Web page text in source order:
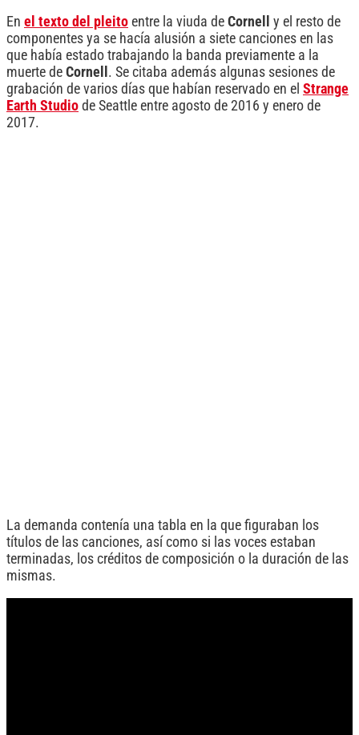
En el texto del pleito entre la viuda de Cornell
y el resto de
componentes ya se hacía alusión a siete canciones en las
que había estado trabajando la banda previamente a la
muerte de Cornell . Se citaba además algunas sesiones de
grabación de varios días que habían reservado en el Strange
Earth Studio de Seattle entre agosto de 2016 y enero de
2017.
La demanda contenía una tabla en la que figuraban los
títulos de las canciones, así como si las voces estaban
terminadas, los créditos de composición o la duración de las
mismas.